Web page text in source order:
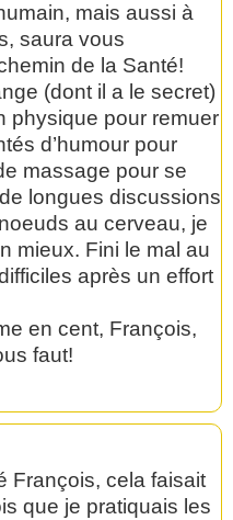
mais aussi à
saura vous
de la Santé!
(dont il a le secret)
physique pour remuer
d’humour pour
massage pour se
longues discussions
au cerveau, je
mieux. Fini le mal au
après un effort
en cent, François,
faut!
François, cela faisait
que je pratiquais les